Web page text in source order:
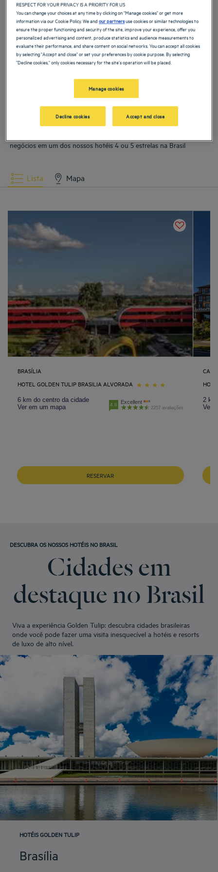
Hotéis Brasília Hotéis Campos dos Goytacazes
Hotéis Fortaleza Hotéis Goiânia
Hotéis Macaé
Natal Hotéis Ribeirao Preto
Hotéis São José dos Campos Hotéis Sete Lagoas
VER MAIS
Nossa seleção de hotéis no Brasil
negócios em um dos nossos hotéis 4 ou 5 estrelas na Brasil
Lista Mapa
BRASÍLIA
HOTEL GOLDEN TULIP BRASILIA ALVORADA
6 km do centro da cidade
Ver em um mapa
4.6 Excellent
2257 avaliações
RESERVAR
2
Ver
DESCUBRA OS NOSSOS HOTÉIS NO BRASIL
Cidades em
destaque no Brasil
Viva a experiência Golden Tulip: descubra cidades brasileiras
onde você pode fazer uma visita inesquecível a hotéis e resorts
de luxo de alto nível.
HOTÉIS GOLDEN TULIP
Brasília
RESPECT FOR YOUR PRIVACY IS A PRIORITY FOR US
You can change your choices at any time by clicking on "Manage cookies" or get more
information via our Cookie Policy. We andour partnersuse cookies or similar technologies to
ensure the proper functioning and security of the site, improve your experience, offer you
personalized advertising and content, produce statistics and audience measurements to
evaluate their performance, and share content on social networks. You can accept all cookies
by selecting "Accept and close" or set your preferences by cookie purpose. By selecting
"Decline cookies," only cookies necessary for the site's operation will be placed.
Manage cookies
Decline cookies Accept and close